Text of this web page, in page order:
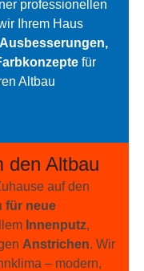
professionellen
Ihrem Haus
Ausbesserungen,
für
Altbau
den Altbau
auf den
für neue
Innenputz,
Anstrichen. Wir
– modern,